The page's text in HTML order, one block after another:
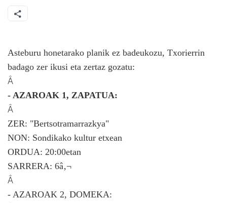
Asteburu honetarako planik ez badeukozu, Txorierrin
badago zer ikusi eta zertaz gozatu:
Â
- AZAROAK 1, ZAPATUA:
Â
ZER: "Bertsotramarrazkya"
NON: Sondikako kultur etxean
ORDUA: 20:00etan
SARRERA: 6â‚¬
Â
- AZAROAK 2, DOMEKA: